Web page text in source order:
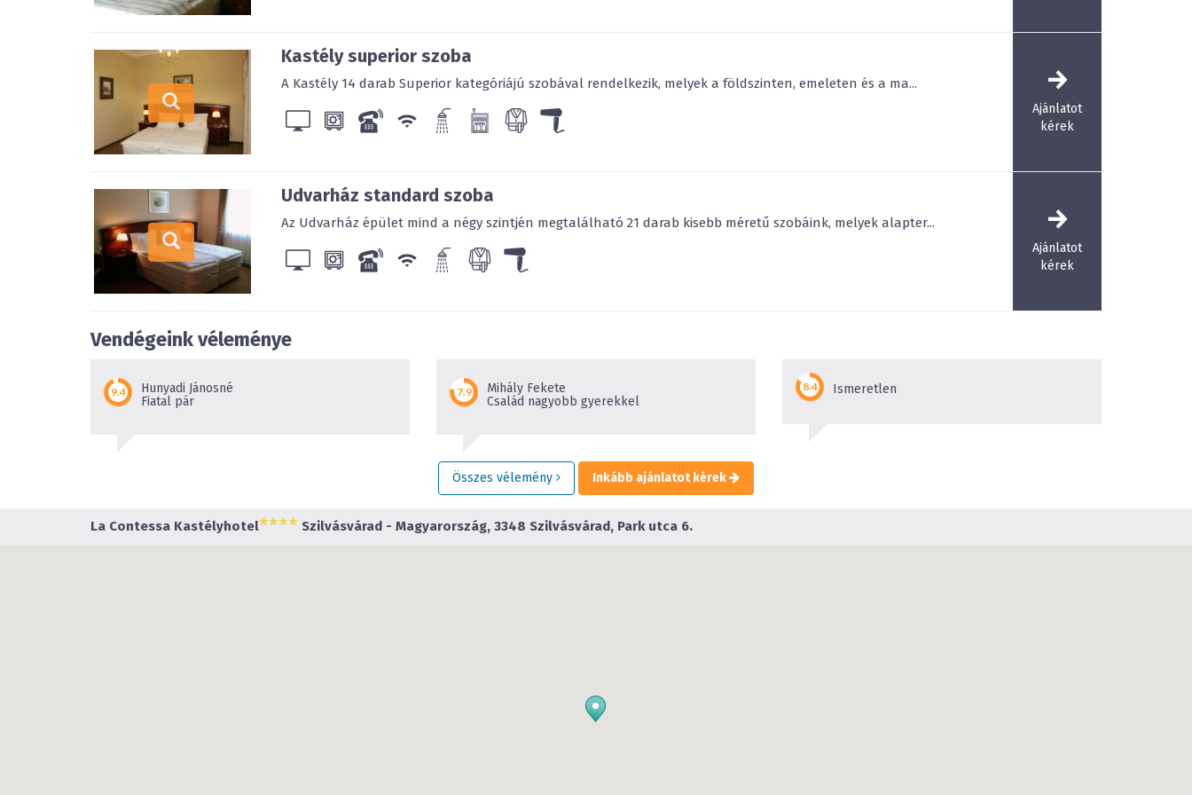
a Szalonból nyílik, a 150 fős
rendezvények és esküvői fogadások is gyakran itt kerülnek megrendezésre.
igénybe. A kényeztetést szolárium, masszázs és fény- és hangterápiás kád
pisztrángokat és lipicai lovakat is meglátogathatnak. Az erdei kisvasúton
nosztalgikus hangulatban járhatjuk be a környéket. A múltba erdészeti,
Kastély superior szoba
A Kastély 14 darab Superior kategóriájú szobával rendelkezik, melyek a földszinten, emeleten és a ma...
Ajánlatot
kérek
Udvarház standard szoba
Az Udvarház épület mind a négy szintjén megtalálható 21 darab kisebb méretű szobáink, melyek alapter...
Ajánlatot
kérek
Vendégeink véleménye
Hunyadi Jánosné
Fiatal pár
Mihály Fekete
Család nagyobb gyerekkel
Ismeretlen
Összes vélemény Inkább ajánlatot kérek
La Contessa Kastélyhotel Szilvásvárad - Magyarország, 3348 Szilvásvárad, Park utca 6.